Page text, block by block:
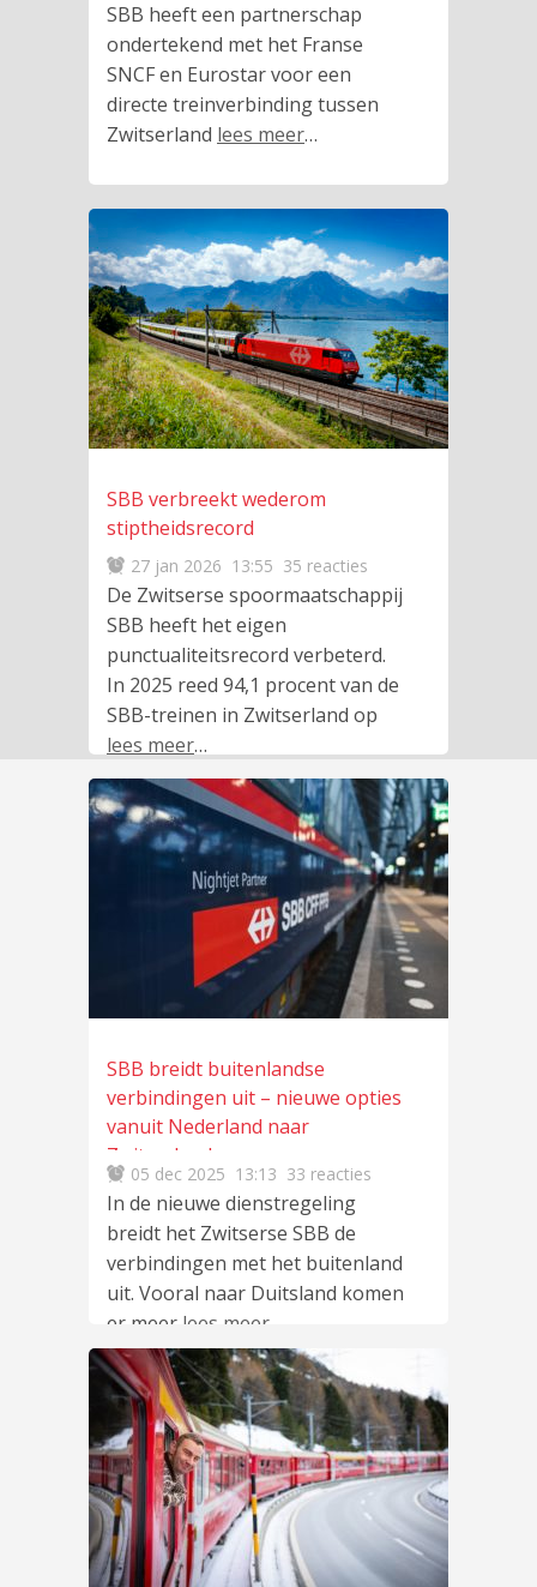
SBB heeft een partnerschap
ondertekend met het Franse
SNCF en Eurostar voor een
directe treinverbinding tussen
Zwitserland lees meer…
SBB verbreekt wederom
stiptheidsrecord
27 jan 2026 13:55 35 reacties
De Zwitserse spoormaatschappij
SBB heeft het eigen
punctualiteitsrecord verbeterd.
In 2025 reed 94,1 procent van de
SBB-treinen in Zwitserland op
lees meer…
SBB breidt buitenlandse
verbindingen uit – nieuwe opties
vanuit Nederland naar
Zwitserland
05 dec 2025 13:13 33 reacties
In de nieuwe dienstregeling
breidt het Zwitserse SBB de
verbindingen met het buitenland
uit. Vooral naar Duitsland komen
er meer lees meer